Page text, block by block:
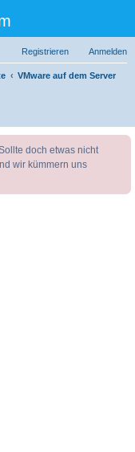
Anmelden
Registrieren
VMware auf dem Server
uc
doch etwas nicht
wir kümmern uns